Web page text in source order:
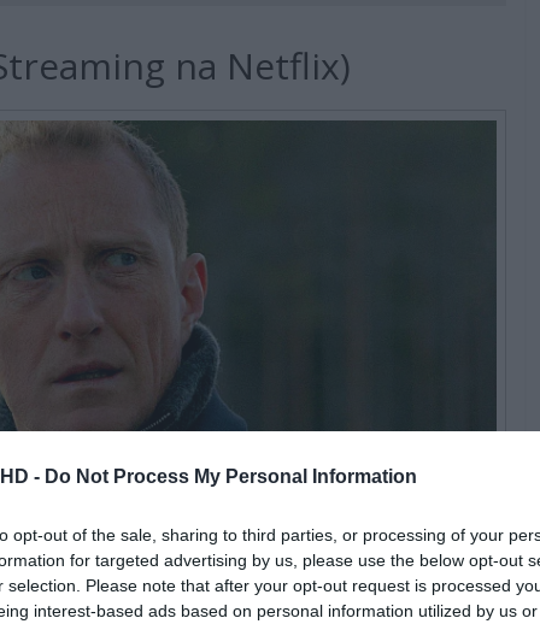
- Do Not Process My Personal Information
opt-out of the sale, sharing to third parties, or processing of your
for targeted advertising by us, please use the below opt-out
selection. Please note that after your opt-out request is processed
interest-based ads based on personal information utilized by us
na Netflix)
| Cr. Courtesy of Netflix © 2023